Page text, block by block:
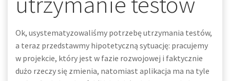
Ok, usystematyzowaliśmy potrzebę utrzymania testów,
a teraz przedstawmy hipotetyczną sytuację: pracujemy
w projekcie, który jest w fazie rozwojowej i faktycznie
dużo rzeczy się zmienia, natomiast aplikacja ma na tyle